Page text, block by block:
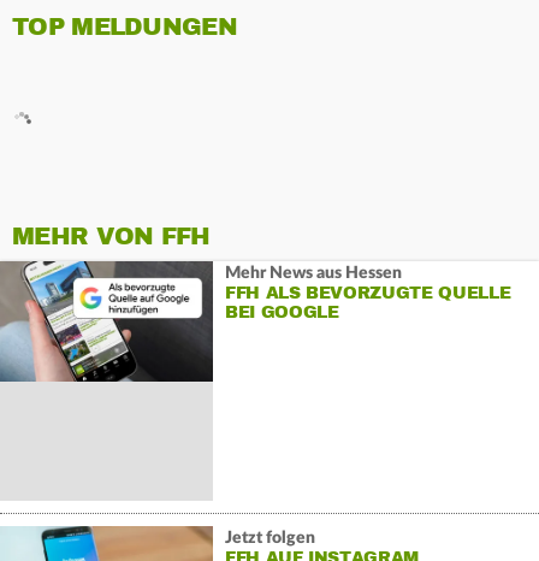
TOP MELDUNGEN
MEHR VON FFH
Mehr News aus Hessen
FFH ALS BEVORZUGTE QUELLE
BEI GOOGLE
Jetzt folgen